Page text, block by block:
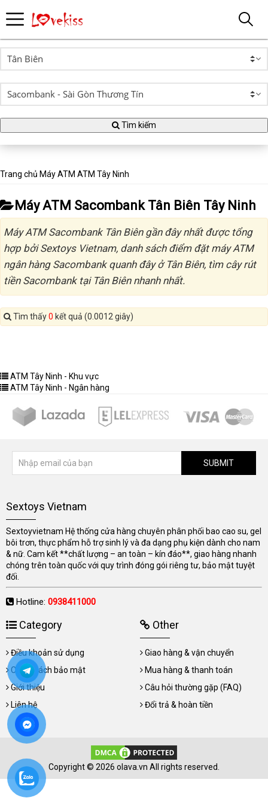
Tìm kiếm
Trang chủ Máy ATM ATM Tây Ninh
Máy ATM Sacombank Tân Biên Tây Ninh
Máy ATM Sacombank Tân Biên gần đây nhất được tổng
hợp bởi Sextoys Vietnam, danh sách điểm đặt máy ATM
ngân hàng Sacombank quanh đây ở Tân Biên, tìm cây rút
tiền Sacombank tại Tân Biên nhanh nhất.
Tìm thấy0 kết quả (0.0012 giây)
ATM Tây Ninh - Khu vực
ATM Tây Ninh - Ngân hàng
SUBMIT
Sextoys Vietnam
Sextoyvietnam Hệ thống cửa hàng chuyên phân phối bao cao su, gel
bôi trơn, thực phẩm hỗ trợ sinh lý và đa dạng phụ kiện dành cho nam
& nữ. Cam kết **chất lượng – an toàn – kín đáo**, giao hàng nhanh
chóng trên toàn quốc với quy trình đóng gói riêng tư, bảo mật tuyệt
đối.
Hotline: 0938411000
Category
Điều khoản sử dụng
Chính sách bảo mật
Giới thiệu
Liên hệ
Other
Giao hàng & vận chuyển
Mua hàng & thanh toán
Câu hỏi thường gặp (FAQ)
Đổi trả & hoàn tiền
Copyright © 2026 olava.vn All rights reserved.